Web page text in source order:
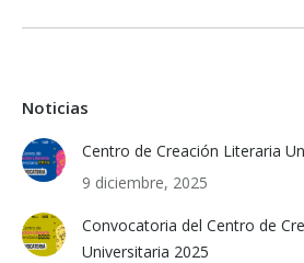
Noticias
Centro de Creación Literaria
9 diciembre, 2025
Convocatoria del Centro de
Universitaria 2025